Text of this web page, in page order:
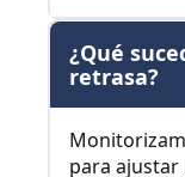
¿Qué
retrasa?
para ajustar